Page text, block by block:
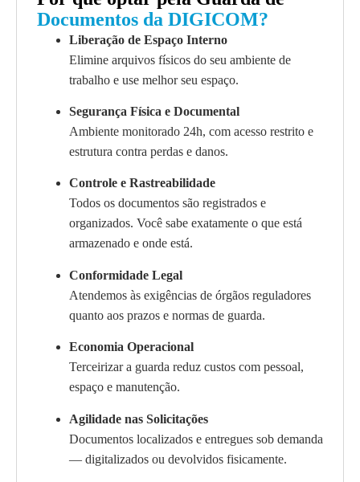
Documentos da DIGICOM?
Liberação de Espaço Interno
Elimine arquivos físicos do seu ambiente de
trabalho e use melhor seu espaço.
Segurança Física e Documental
Ambiente monitorado 24h, com acesso restrito e
estrutura contra perdas e danos.
Controle e Rastreabilidade
Todos os documentos são registrados e
organizados. Você sabe exatamente o que está
armazenado e onde está.
Conformidade Legal
Atendemos às exigências de órgãos reguladores
quanto aos prazos e normas de guarda.
Economia Operacional
Terceirizar a guarda reduz custos com pessoal,
espaço e manutenção.
Agilidade nas Solicitações
Documentos localizados e entregues sob demanda
— digitalizados ou devolvidos fisicamente.